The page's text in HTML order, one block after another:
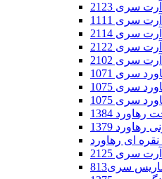
سری 2123
سری 1111
سری 2114
سری 2122
سری 2102
1384
1379
ای رهاورد
سری 2125
سری813